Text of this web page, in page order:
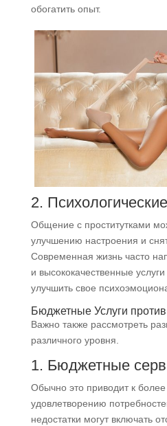
обогатить опыт.
2.
Общение с проститутками
улучшению настроения и
Современная жизнь часто
и высококачественные
улучшить свое
Бюджетные Услуги
Важно также рассмотреть
различного уровня.
1. Бюджетные
Обычно это приводит к более
удовлетворению
недостатки могут включать